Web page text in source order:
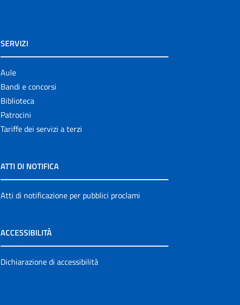
SERVIZI
Aule
Bandi e concorsi
Biblioteca
Patrocini
Tariffe dei servizi a terzi
ATTI DI NOTIFICA
Atti di notificazione per pubblici proclami
ACCESSIBILITÀ
Dichiarazione di accessibilità